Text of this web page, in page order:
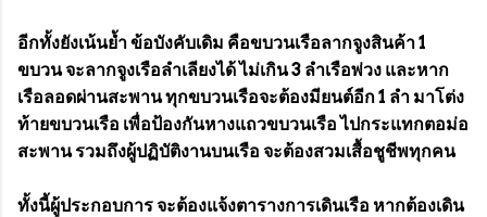
อีกทั้งยังเน้นย้ำ ข้อบังคับเดิม คือขบวนเรือลากจูงสินค้า 1
ขบวน จะลากจูงเรือลำเลียงได้ ไม่เกิน 3 ลำเรือพ่วง และหาก
เรือลอดผ่านสะพาน ทุกขบวนเรือจะต้องมียนต์อีก 1 ลำ มาโต่ง
ท้ายขบวนเรือ เพื่อป้องกันหางแถวขบวนเรือ ไปกระแทกตอม่อ
สะพาน รวมถึงผู้ปฏิบัติงานบนเรือ จะต้องสวมเสื้อชูชีพทุกคน
ทั้งนี้ผู้ประกอบการ จะต้องแจ้งตารางการเดินเรือ หากต้องเดิน